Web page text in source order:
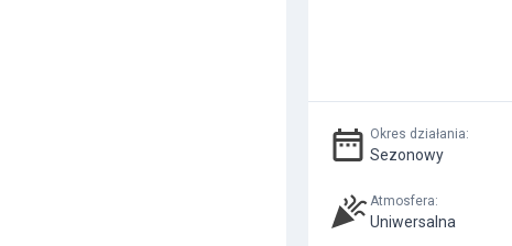
Okres działania:
Sezonowy
Atmosfera:
Uniwersalna